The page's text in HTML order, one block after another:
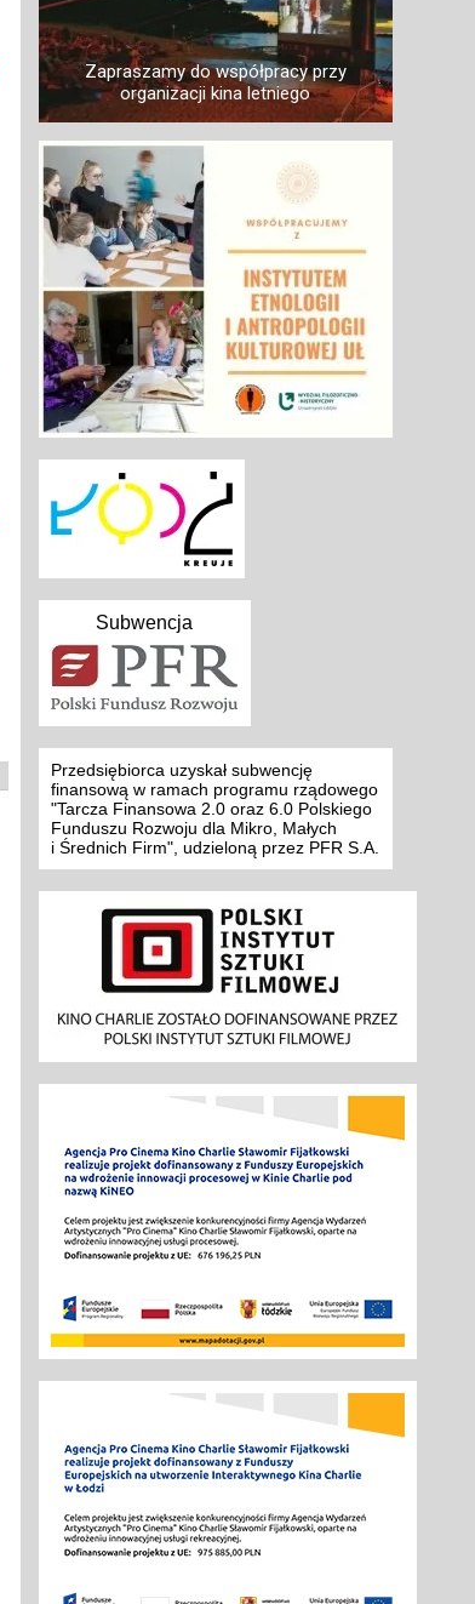
Zapraszamy do współpracy przy
organizacji kina letniego
Subwencja
Przedsiębiorca uzyskał subwencję
finansową w ramach programu rządowego
"Tarcza Finansowa 2.0 oraz 6.0 Polskiego
Funduszu Rozwoju dla Mikro, Małych
i Średnich Firm", udzieloną przez PFR S.A.